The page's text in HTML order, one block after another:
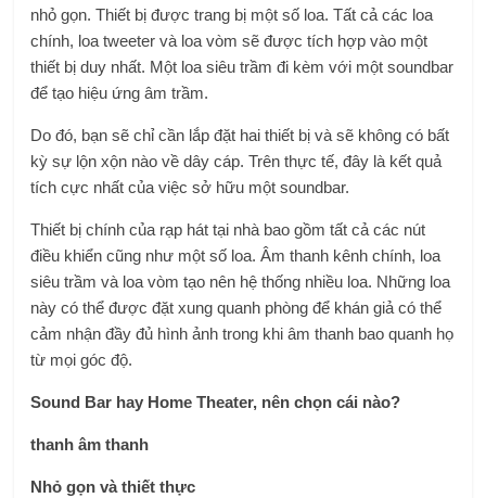
nhỏ gọn. Thiết bị được trang bị một số loa. Tất cả các loa
chính, loa tweeter và loa vòm sẽ được tích hợp vào một
thiết bị duy nhất. Một loa siêu trầm đi kèm với một soundbar
để tạo hiệu ứng âm trầm.
Do đó, bạn sẽ chỉ cần lắp đặt hai thiết bị và sẽ không có bất
kỳ sự lộn xộn nào về dây cáp. Trên thực tế, đây là kết quả
tích cực nhất của việc sở hữu một soundbar.
Thiết bị chính của rạp hát tại nhà bao gồm tất cả các nút
điều khiển cũng như một số loa. Âm thanh kênh chính, loa
siêu trầm và loa vòm tạo nên hệ thống nhiều loa. Những loa
này có thể được đặt xung quanh phòng để khán giả có thể
cảm nhận đầy đủ hình ảnh trong khi âm thanh bao quanh họ
từ mọi góc độ.
Sound Bar hay Home Theater, nên chọn cái nào?
thanh âm thanh
Nhỏ gọn và thiết thực